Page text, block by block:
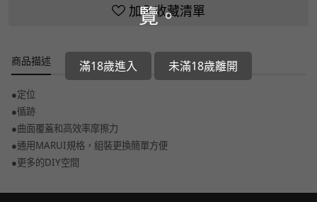
加入收藏清單
商品描述
●定位
●循跡
●曲面覆蓋和高效率摩擦力
●通用MARUI規格，組裝更換簡單方便
●更多的DIY空間
覽。
滿18歲進入 未滿18歲離開